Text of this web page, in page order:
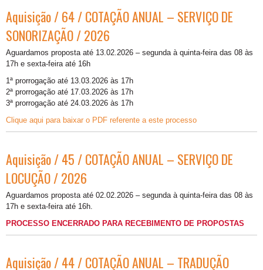
Aquisição / 64 / COTAÇÃO ANUAL – SERVIÇO DE
SONORIZAÇÃO / 2026
Aguardamos proposta até 13.02.2026 – segunda à quinta-feira das 08 às
17h e sexta-feira até 16h
1ª prorrogação até 13.03.2026 às 17h
2ª prorrogação até 17.03.2026 às 17h
3ª prorrogação até 24.03.2026 às 17h
Clique aqui para baixar o PDF referente a este processo
Aquisição / 45 / COTAÇÃO ANUAL – SERVIÇO DE
LOCUÇÃO / 2026
Aguardamos proposta até 02.02.2026 – segunda à quinta-feira das 08 às
17h e sexta-feira até 16h.
PROCESSO ENCERRADO PARA RECEBIMENTO DE PROPOSTAS
Aquisição / 44 / COTAÇÃO ANUAL – TRADUÇÃO